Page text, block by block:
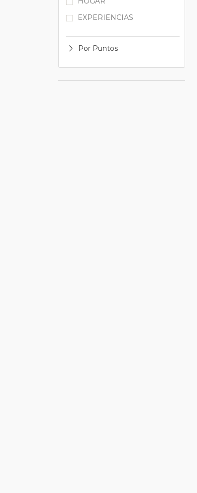
EXPERIENCIAS
Por Puntos